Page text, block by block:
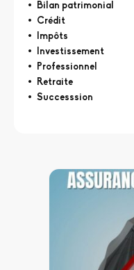
Bilan patrimonial
Crédit
Impôts
Investissement
Professionnel
Retraite
Successsion